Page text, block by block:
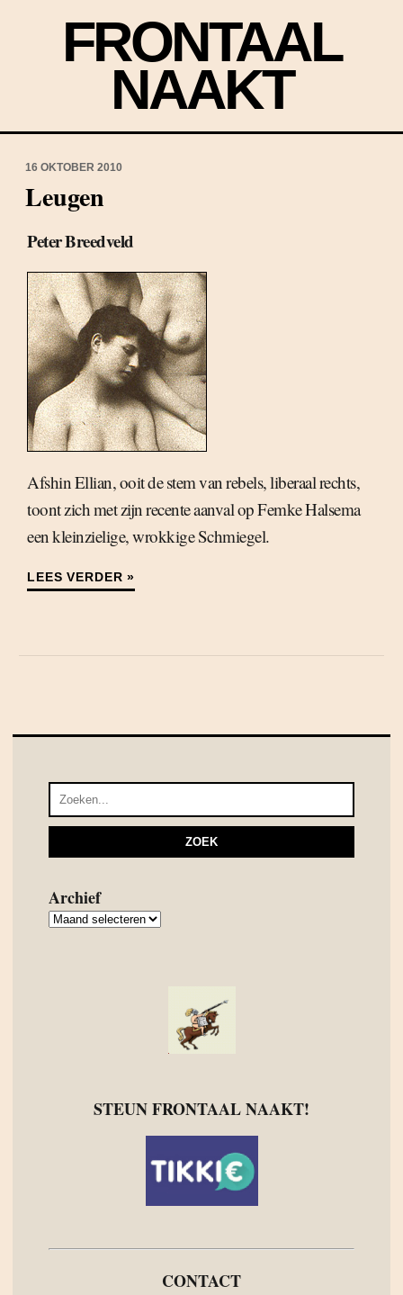
FRONTAAL
NAAKT
16 OKTOBER 2010
Leugen
Peter Breedveld
Afshin Ellian, ooit de stem van rebels, liberaal rechts,
toont zich met zijn recente aanval op Femke Halsema
een kleinzielige, wrokkige Schmiegel.
LEES VERDER »
Archief
Archief
STEUN FRONTAAL NAAKT!
CONTACT